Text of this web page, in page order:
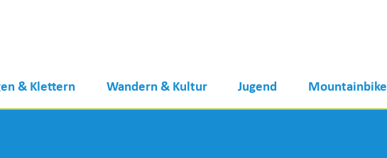
& Klettern Wandern & Kultur Jugend Mountainbike